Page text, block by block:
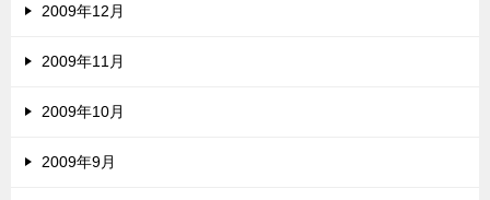
2009年12月
2009年11月
2009年10月
2009年9月